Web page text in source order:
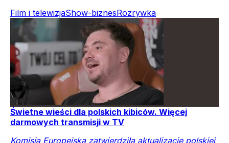
Film i telewizjaShow-biznesRozrywka
Świetne wieści dla polskich kibiców. Więcej
darmowych transmisji w TV
Komisja Europejska zatwierdziła aktualizację polskiej